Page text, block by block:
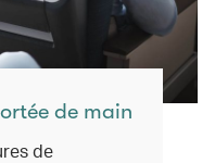
de main
de